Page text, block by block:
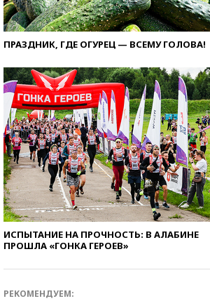
ПРАЗДНИК, ГДЕ ОГУРЕЦ — ВСЕМУ ГОЛОВА!
ИСПЫТАНИЕ НА ПРОЧНОСТЬ: В АЛАБИНЕ
ПРОШЛА «ГОНКА ГЕРОЕВ»
РЕКОМЕНДУЕМ: